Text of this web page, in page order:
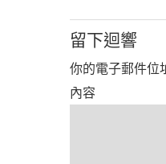
留下迴響
你的電子郵件位
內容